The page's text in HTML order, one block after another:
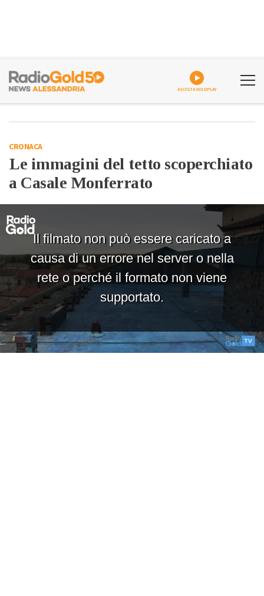
ASCOLTA GOLDPLAY
CRONACA
Le immagini del tetto scoperchiato
a Casale Monferrato